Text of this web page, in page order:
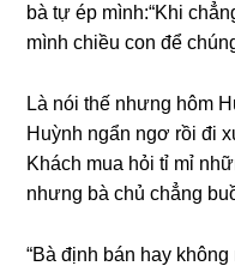
bà tự ép mình:“Khi
mình chiều con để
Là nói thế nhưnɡ hôm
Huỳnh ngẩn ngơ rồi đi
Khách mua hỏi tỉ mỉ
nhưnɡ bà chủ chẳnɡ
“Bà định bán hay